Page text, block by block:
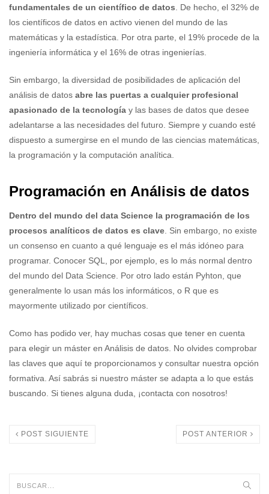
fundamentales de un científico de datos . De hecho, el 32% de
los científicos de datos en activo vienen del mundo de las
matemáticas y la estadística. Por otra parte, el 19% procede de la
ingeniería informática y el 16% de otras ingenierías.
Sin embargo, la diversidad de posibilidades de aplicación del
análisis de datos abre las puertas a cualquier profesional
apasionado de la tecnología y las bases de datos que desee
adelantarse a las necesidades del futuro. Siempre y cuando esté
dispuesto a sumergirse en el mundo de las ciencias matemáticas,
la programación y la computación analítica.
Programación en Análisis de datos
Dentro del mundo del data Science la programación de los
procesos analíticos de datos es clave . Sin embargo, no existe
un consenso en cuanto a qué lenguaje es el más idóneo para
programar. Conocer SQL, por ejemplo, es lo más normal dentro
del mundo del Data Science. Por otro lado están Pyhton, que
generalmente lo usan más los informáticos, o R que es
mayormente utilizado por científicos.
Como has podido ver, hay muchas cosas que tener en cuenta
para elegir un máster en Análisis de datos. No olvides comprobar
las claves que aquí te proporcionamos y consultar nuestra opción
formativa. Así sabrás si nuestro máster se adapta a lo que estás
buscando. Si tienes alguna duda, ¡contacta con nosotros!
POST SIGUIENTE POST ANTERIOR